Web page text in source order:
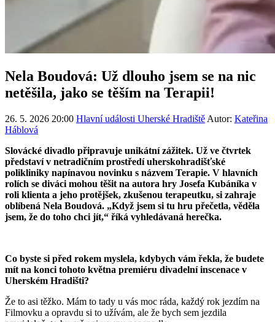
Nela Boudová: Už dlouho jsem se na nic
netěšila, jako se těším na Terapii!
26. 5. 2026 20:00 Hlavní události Uherské Hradiště Autor: Kateřina
Háblová
Slovácké divadlo připravuje unikátní zážitek. Už ve čtvrtek
představí v netradičním prostředí uherskohradišťské
polikliniky napínavou novinku s názvem Terapie. V hlavních
rolích se diváci mohou těšit na autora hry Josefa Kubáníka v
roli klienta a jeho protějšek, zkušenou terapeutku, si zahraje
oblíbená Nela Boudová. „Když jsem si tu hru přečetla, věděla
jsem, že do toho chci jít,“ říká vyhledávaná herečka.
Co byste si před rokem myslela, kdybych vám řekla, že budete
mít na konci tohoto května premiéru divadelní inscenace v
Uherském Hradišti?
Že to asi těžko. Mám to tady u vás moc ráda, každý rok jezdím na
Filmovku a opravdu si to užívám, ale že bych sem jezdila